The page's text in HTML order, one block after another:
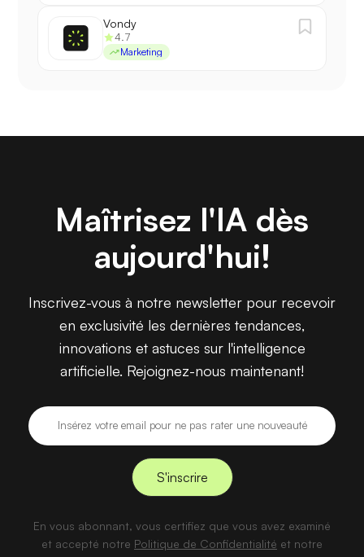
Vondy
4.7
Marketing
Maîtrisez l'IA dès
aujourd'hui!
Inscrivez-vous à notre newsletter pour recevoir
en exclusivité les dernières tendances,
innovations et astuces sur l'intelligence
artificielle. Rejoignez-nous maintenant!
En vous abonnant, vous certifiez que vous avez examiné
et accepté notre Politique de Confidentialité et notre